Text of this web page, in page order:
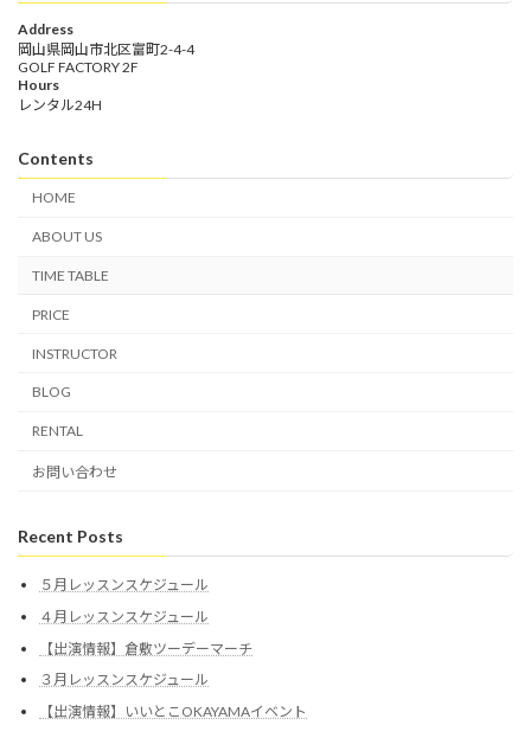
Address
岡山県岡山市北区富町2-4-4
GOLF FACTORY 2F
Hours
レンタル24H
Contents
HOME
ABOUT US
TIME TABLE
PRICE
INSTRUCTOR
BLOG
RENTAL
お問い合わせ
Recent Posts
５月レッスンスケジュール
４月レッスンスケジュール
【出演情報】倉敷ツーデーマーチ
３月レッスンスケジュール
【出演情報】いいとこOKAYAMAイベント